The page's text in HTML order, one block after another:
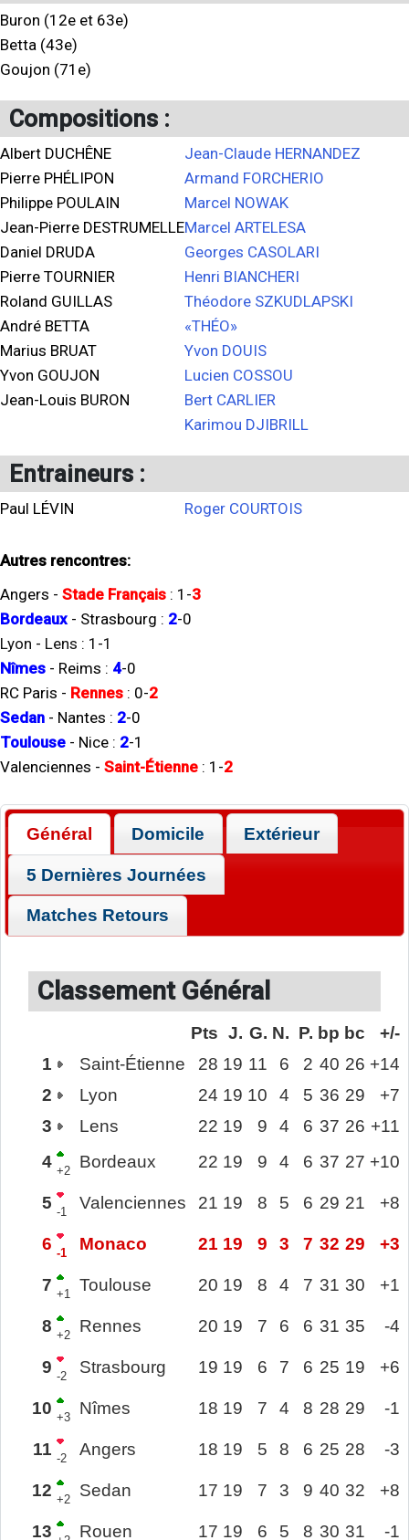
Buron (12e et 63e)
Betta (43e)
Goujon (71e)
Compositions :
Albert DUCHÊNE
Pierre PHÉLIPON
Philippe POULAIN
Jean-Pierre DESTRUMELLE
Daniel DRUDA
Pierre TOURNIER
Roland GUILLAS
André BETTA
Marius BRUAT
Yvon GOUJON
Jean-Louis BURON
Jean-Claude HERNANDEZ
Armand FORCHERIO
Marcel NOWAK
Marcel ARTELESA
Georges CASOLARI
Henri BIANCHERI
Théodore SZKUDLAPSKI
«THÉO»
Yvon DOUIS
Lucien COSSOU
Bert CARLIER
Karimou DJIBRILL
Entraineurs :
Paul LÉVIN Roger COURTOIS
Autres rencontres:
Angers - Stade Français : 1 -3
Bordeaux - Strasbourg : 2-0
Lyon - Lens : 1 -1
Nîmes - Reims : 4-0
RC Paris - Rennes : 0-2
Sedan - Nantes : 2-0
Toulouse - Nice : 2-1
Valenciennes - Saint-Étienne : 1 -2
Général Domicile Extérieur
5 Dernières Journées
Matches Retours
Classement Général
Pts J. G. N. P. bp bc
+/-
1
Saint-Étienne 28 19 11 6 2 40 26 +14
2
Lyon 24 19 10 4 5 36 29
+7
3
Lens 22 19 9 4 6 37 26 +11
4 +2 Bordeaux 22 19 9 4 6 37 27 +10
5 -1 Valenciennes 21 19 8 5 6 29 21 +8
6 -1 Monaco 21 19 9 3 7 32 29 +3
7 +1 Toulouse 20 19 8 4 7 31 30 +1
8 +2 Rennes 20 19 7 6 6 31 35 -4
9 -2 Strasbourg 19 19 6 7 6 25 19 +6
10 +3 Nîmes 18 19 7 4 8 28 29 -1
11 -2 Angers 18 19 5 8 6 25 28 -3
12 +2 Sedan 17 19 7 3 9 40 32 +8
13 Rouen 17 19 6 5 8 30 31 -1